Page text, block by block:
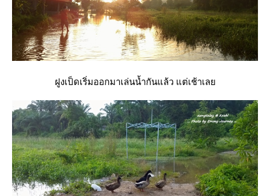
ฝูงเป็ดเริ่มออกมาเล่นน้ำกันแล้ว แต่เช้าเล